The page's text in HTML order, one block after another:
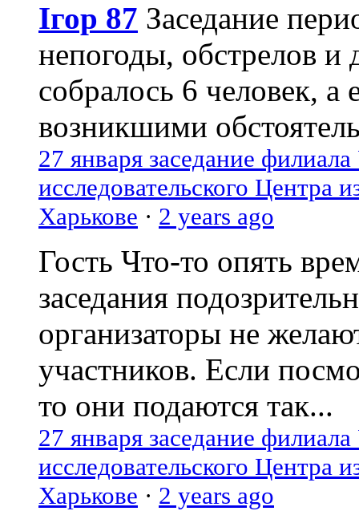
Ігор 87 Заседание
непогоды, обстрелов и
собралось 6 человек, а
возникшими
27 января заседание
исследовательского Центра
Харькове · 2 years ago
Гость Что-то опять
заседания
организаторы не
участников. Если
то они подаются так...
27 января заседание
исследовательского Центра
Харькове · 2 years ago